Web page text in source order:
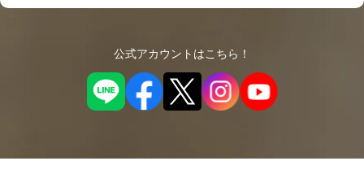
公式アカウントはこちら！